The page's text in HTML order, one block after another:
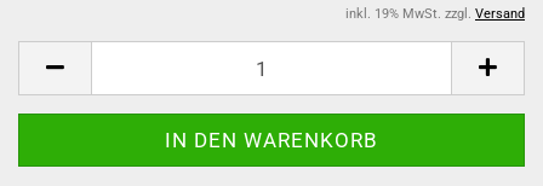
inkl. 19% MwSt. zzgl. Versand